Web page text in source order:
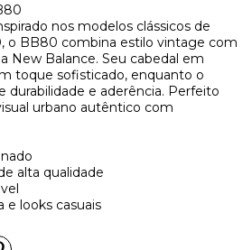
nos modelos clássicos de
o BB80 combina estilo vintage com
New Balance. Seu cabedal em
toque sofisticado, enquanto o
durabilidade e aderência. Perfeito
urbano autêntico com
alta qualidade
e looks casuais